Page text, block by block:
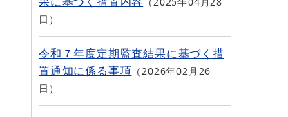
日
令和７年度定期監査結果に基づく措
置通知に係る事項
2026年02月26
日